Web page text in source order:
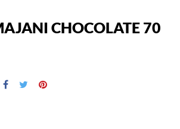
CHOCOLATE 70